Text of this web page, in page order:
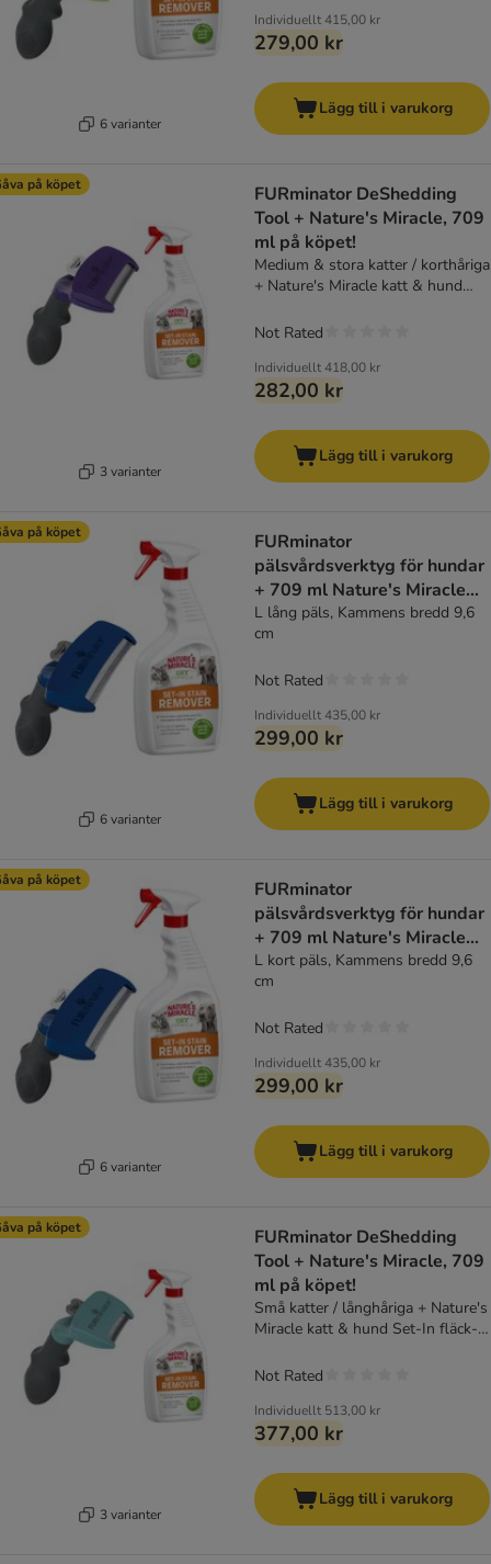
6 varianter
Individuellt415,00 kr
279,00 kr
Lägg till i varukorg
på köpet
3 varianter
FURminator DeShedding
Tool + Nature's Miracle, 709
ml på köpet!
Medium & stora katter / korthåriga
+ Nature's Miracle katt & hund
luktborttagningsmedel, 709 ml
Individuellt418,00 kr
282,00 kr
Not Rated
Lägg till i varukorg
på köpet
6 varianter
FURminator
pälsvårdsverktyg för hundar
+ 709 ml Nature's Miracle
på köpet!
L lång päls, Kammens bredd 9,6
cm
Individuellt435,00 kr
299,00 kr
Not Rated
Lägg till i varukorg
på köpet
6 varianter
FURminator
pälsvårdsverktyg för hundar
+ 709 ml Nature's Miracle
på köpet!
L kort päls, Kammens bredd 9,6
cm
Individuellt435,00 kr
299,00 kr
Not Rated
Lägg till i varukorg
på köpet
3 varianter
FURminator DeShedding
Tool + Nature's Miracle, 709
ml på köpet!
Små katter / långhåriga + Nature's
Miracle katt & hund Set-In fläck-
ml
Individuellt 513,00 kr
377,00 kr
Not Rated
Lägg till i varukorg